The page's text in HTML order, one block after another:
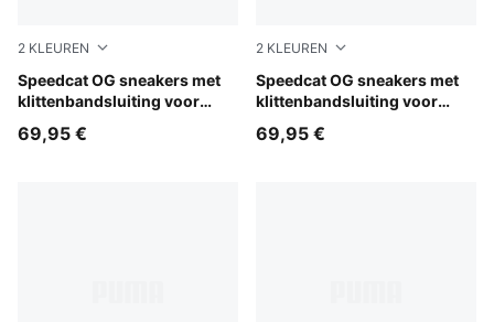
2 KLEUREN
Speedcat OG sneakers met
klittenbandsluiting voor
For All Time Red-PUMA White
69,95 €
2 KLEUREN
Speedcat OG sneakers met
klittenbandsluiting voor
PUMA Black-PUMA White
69,95 €